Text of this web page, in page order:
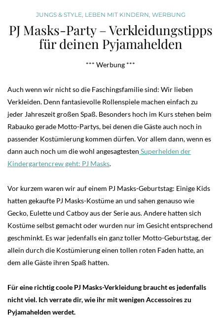
JUNGS & STYLE LEBEN MIT KINDERN WERBUNG
PJ Masks-Party – Verkleidungstipps
für deinen Pyjamahelden
*** Werbung ***
Auch wenn wir nicht so die Faschingsfamilie sind: Wir lieben
Verkleiden. Denn fantasievolle Rollenspiele machen einfach zu
jeder Jahreszeit großen Spaß. Besonders hoch im Kurs stehen beim
Rabauko gerade Motto-Partys, bei denen die Gäste auch noch in
passender Kostümierung kommen dürfen. Vor allem dann, wenn es
dann auch noch um die wohl angesagtesten Superhelden der
Kindergartencrew geht: PJ Masks.
Vor kurzem waren wir auf einem PJ Masks-Geburtstag: Einige Kids
hatten gekaufte PJ Masks-Kostüme an und sahen genauso wie
Gecko, Eulette und Catboy aus der Serie aus. Andere hatten sich
Kostüme selbst gemacht oder wurden nur im Gesicht entsprechend
geschminkt. Es war jedenfalls ein ganz toller Motto-Geburtstag, der
allein durch die Kostümierung einen tollen roten Faden hatte, an
dem alle Gäste ihren Spaß hatten.
Für eine richtig coole PJ Masks-Verkleidung braucht es jedenfalls
nicht viel. Ich verrate dir, wie ihr mit wenigen Accessoires zu
Pyjamahelden werdet.